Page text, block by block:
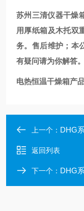
苏州三清仪器干燥
用厚纸箱及木托双
务。售后维护；本
有疑问请为你解答。
电热恒温干燥箱产
上一个： DHG系
返回列表
下一个： DHG系